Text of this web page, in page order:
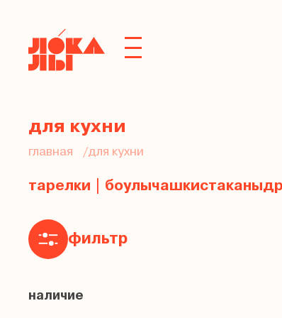
для кухни
главная для кухни
тарелки | боулычашкистаканы
фильтр
наличие